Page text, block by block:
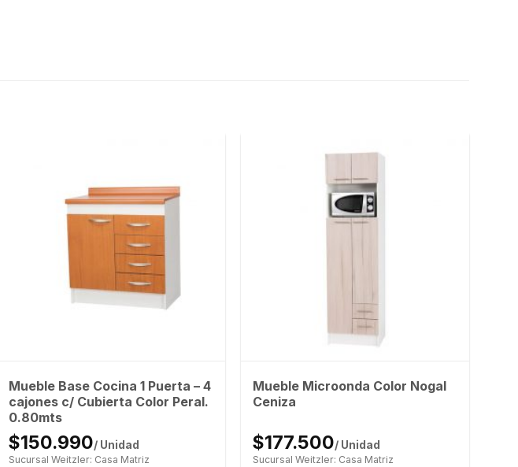
Mueble Base Cocina 1 Puerta – 4
cajones c/ Cubierta Color Peral.
0.80mts
$150.990/ Unidad
Sucursal Weitzler: Casa Matriz
Mueble Microonda Color Nogal
Ceniza
$177.500/ Unidad
Sucursal Weitzler: Casa Matriz